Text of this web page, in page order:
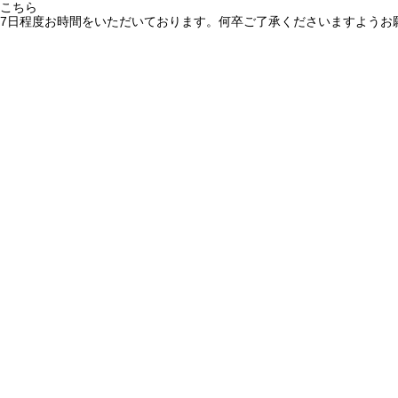
ちら
程度お時間をいただいております。何卒ご了承くださいますようお